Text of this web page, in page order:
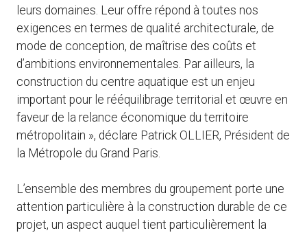
leurs domaines. Leur offre répond à toutes nos
exigences en termes de qualité architecturale, de
mode de conception, de maîtrise des coûts et
d’ambitions environnementales. Par ailleurs, la
construction du centre aquatique est un enjeu
important pour le rééquilibrage territorial et œuvre en
faveur de la relance économique du territoire
métropolitain », déclare Patrick OLLIER, Président de
la Métropole du Grand Paris.
L’ensemble des membres du groupement porte une
attention particulière à la construction durable de ce
projet, un aspect auquel tient particulièrement la